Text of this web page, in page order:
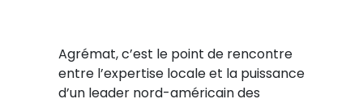
Agrémat, c’est le point de rencontre
entre l’expertise locale et la puissance
d’un leader nord-américain des